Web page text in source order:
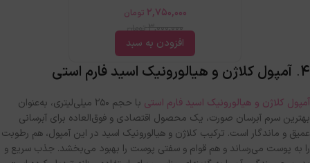
3,000,000 تومان
2,750,000 تومان
افزودن به سبد
۴. آمپول کلاژن و هیالورونیک اسید فارم استی
آمپول کلاژن و هیالورونیک اسید فارم استی
با حجم ۲۵۰ میلی‌لیتری، به‌عنوان
بهترین سرم آبرسان صورت، یک محصول اقتصادی و فوق‌العاده برای آبرسانی
عمیق و ماندگار است. ترکیب کلاژن و هیالورونیک اسید در این آمپول، هم رطوبت
را به پوست می‌رساند و هم قوام و سفتی پوست را بهبود می‌بخشد. جذب سریع و